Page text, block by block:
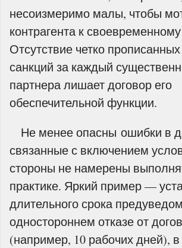
несоизмеримо малы, чтобы
контрагента к
Отсутствие четко
санкций за каждый
партнера лишает договор его
обеспечительной функции.
Не менее опасны ошибки в
связанные с включением
стороны не намерены
практике. Яркий пример —
длительного срока
одностороннем отказе от
(например, 10 рабочих дней),